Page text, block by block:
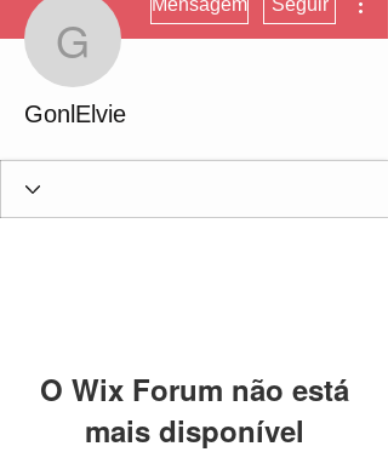
GonlElvie
Mensagem Seguir
GonlElvie
O Wix Forum não está
mais disponível